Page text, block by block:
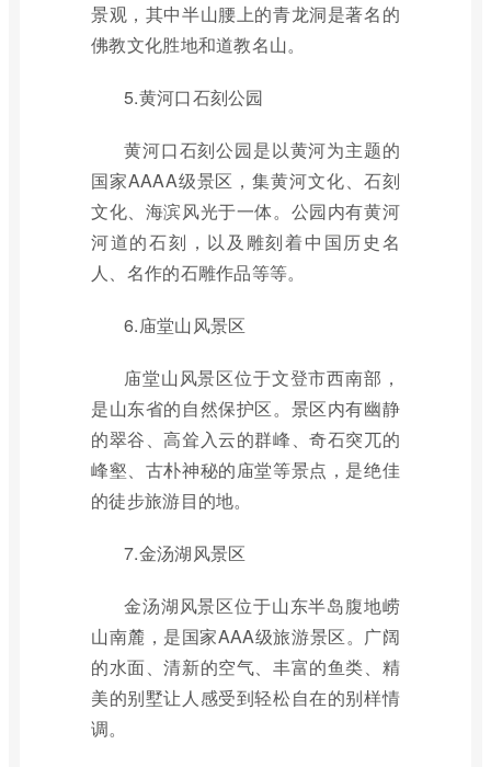
景观，其中半山腰上的青龙洞是著名的
佛教文化胜地和道教名山。
5.黄河口石刻公园
黄河口石刻公园是以黄河为主题的
国家AAAA级景区，集黄河文化、石刻
文化、海滨风光于一体。公园内有黄河
河道的石刻，以及雕刻着中国历史名
人、名作的石雕作品等等。
6.庙堂山风景区
庙堂山风景区位于文登市西南部，
是山东省的自然保护区。景区内有幽静
的翠谷、高耸入云的群峰、奇石突兀的
峰壑、古朴神秘的庙堂等景点，是绝佳
的徒步旅游目的地。
7.金汤湖风景区
金汤湖风景区位于山东半岛腹地崂
山南麓，是国家AAA级旅游景区。广阔
的水面、清新的空气、丰富的鱼类、精
美的别墅让人感受到轻松自在的别样情
调。